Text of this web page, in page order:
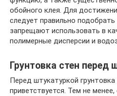
обойного клея. Для
следует правильно
запрещают использовать в
полимерные дисперсии и
Грунтовка стен перед
Перед штукатуркой
приветствуется. Тем не